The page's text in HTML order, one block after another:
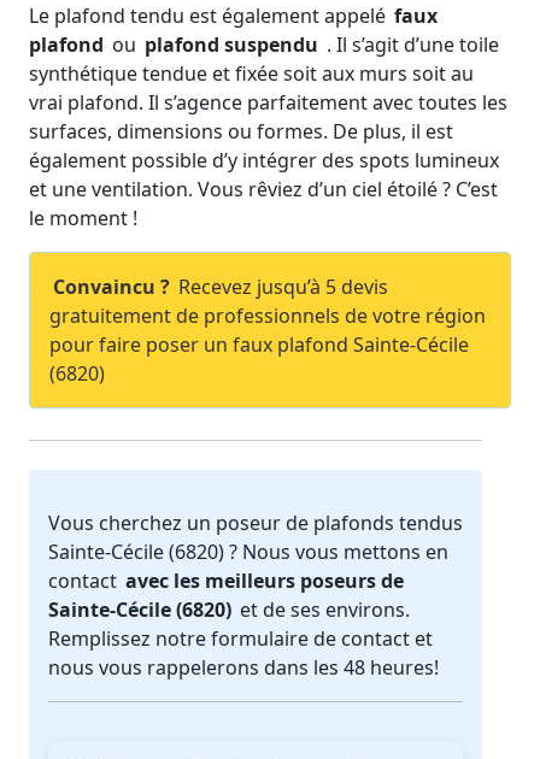
Le plafond tendu est également appelé faux
plafond ou plafond suspendu . Il s’agit d’une toile
synthétique tendue et fixée soit aux murs soit au
vrai plafond. Il s’agence parfaitement avec toutes les
surfaces, dimensions ou formes. De plus, il est
également possible d’y intégrer des spots lumineux
et une ventilation. Vous rêviez d’un ciel étoilé ? C’est
le moment !
Convaincu ? Recevez jusqu’à 5 devis
gratuitement de professionnels de votre région
pour faire poser un faux plafond Sainte-Cécile
(6820)
Vous cherchez un poseur de plafonds tendus
Sainte-Cécile (6820) ? Nous vous mettons en
contact avec les meilleurs poseurs de
Sainte-Cécile (6820) et de ses environs.
Remplissez notre formulaire de contact et
nous vous rappelerons dans les 48 heures!